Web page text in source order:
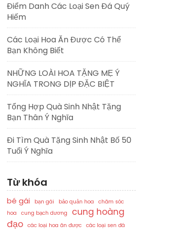
Điểm Danh Các Loại Sen Đá Quý
Hiếm
Các Loại Hoa Ăn Được Có Thể
Bạn Không Biết
NHỮNG LOÀI HOA TẶNG MẸ Ý
NGHĨA TRONG DỊP ĐẶC BIỆT
Tổng Hợp Quà Sinh Nhật Tặng
Bạn Thân Ý Nghĩa
Đi Tìm Quà Tặng Sinh Nhật Bố 50
Tuổi Ý Nghĩa
Từ khóa
bé gái bạn gái bảo quản hoa
chăm sóc
hoa
cung bạch dương
cung hoàng
đạo
các loại hoa ăn được
các loại sen đá